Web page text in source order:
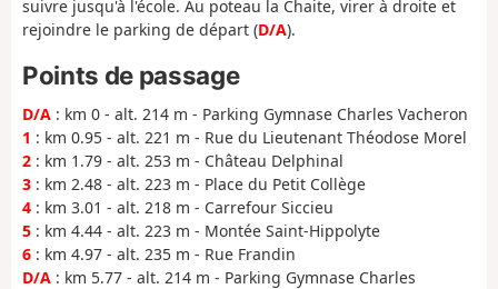
suivre jusqu'à l'école. Au poteau la Chaite, virer à droite et
rejoindre le parking de départ (D/A).
Points de passage
D/A : km 0 - alt. 214 m - Parking Gymnase Charles Vacheron
1 : km 0.95 - alt. 221 m - Rue du Lieutenant Théodose Morel
2 : km 1.79 - alt. 253 m - Château Delphinal
3 : km 2.48 - alt. 223 m - Place du Petit Collège
4 : km 3.01 - alt. 218 m - Carrefour Siccieu
5 : km 4.44 - alt. 223 m - Montée Saint-Hippolyte
6 : km 4.97 - alt. 235 m - Rue Frandin
D/A : km 5.77 - alt. 214 m - Parking Gymnase Charles